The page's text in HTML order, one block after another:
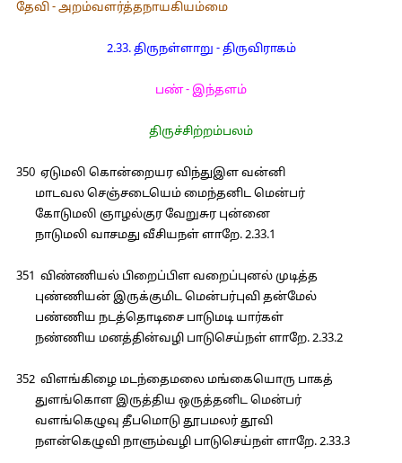
தேவி - அறம்வளர்த்தநாயகியம்மை
2.33. திருநள்ளாறு - திருவிராகம்
பண் - இந்தளம்
திருச்சிற்றம்பலம்
350 ஏடுமலி கொன்றையர விந்துஇள வன்னி
மாடவல செஞ்சடையெம் மைந்தனிட மென்பர்
கோடுமலி ஞாழல்குர வேறுசுர புன்னை
நாடுமலி வாசமது வீசியநள் ளாறே. 2.33.1
351 விண்ணியல் பிறைப்பிள வறைப்புனல் முடித்த
புண்ணியன் இருக்குமிட மென்பர்புவி தன்மேல்
பண்ணிய நடத்தொடிசை பாடுமடி யார்கள்
நண்ணிய மனத்தின்வழி பாடுசெய்நள் ளாறே. 2.33.2
352 விளங்கிழை மடந்தைமலை மங்கையொரு பாகத்
துளங்கொள இருத்திய ஒருத்தனிட மென்பர்
வளங்கெழுவு தீபமொடு தூபமலர் தூவி
நளன்கெழுவி நாளும்வழி பாடுசெய்நள் ளாறே. 2.33.3